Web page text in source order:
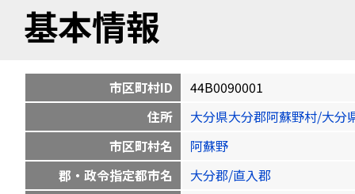
基本情報
市区町村ID
44B0090001
住所
大分県大分郡阿蘇野村/大分
市区町村名
阿蘇野
郡・政令指定都市名
大分郡/直入郡